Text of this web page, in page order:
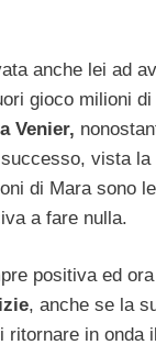
anche lei ad
gioco milioni
Venier,
vista
di Mara sono
a fare nulla.
positiva ed
, anche se la
ritornare in